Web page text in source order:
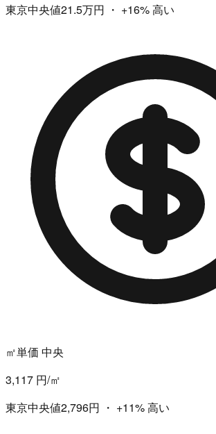
東京中央値21.5万円 ・ +16%高い
㎡単価 中央
3,117 円/㎡
東京中央値2,796円 ・ +11%高い